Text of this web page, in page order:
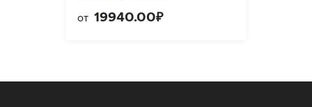
от 19940.00₽